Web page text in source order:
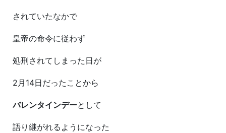
されていたなかで
皇帝の命令に従わず
処刑されてしまった日が
2月14日だったことから
バレンタインデーとして
語り継がれるようになった